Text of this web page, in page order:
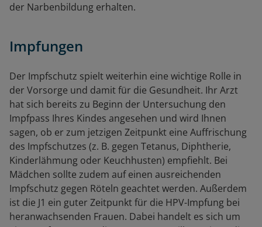
der Narbenbildung erhalten.
Impfungen
Der Impfschutz spielt weiterhin eine wichtige Rolle in
der Vorsorge und damit für die Gesundheit. Ihr Arzt
hat sich bereits zu Beginn der Untersuchung den
Impfpass Ihres Kindes angesehen und wird Ihnen
sagen, ob er zum jetzigen Zeitpunkt eine Auffrischung
des Impfschutzes (z. B. gegen Tetanus, Diphtherie,
Kinderlähmung oder Keuchhusten) empfiehlt. Bei
Mädchen sollte zudem auf einen ausreichenden
Impfschutz gegen Röteln geachtet werden. Außerdem
ist die J1 ein guter Zeitpunkt für die HPV-Impfung bei
heranwachsenden Frauen. Dabei handelt es sich um